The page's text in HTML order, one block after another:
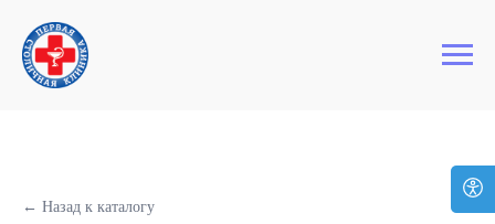
Первая Столичная Клиника
← Назад к каталогу